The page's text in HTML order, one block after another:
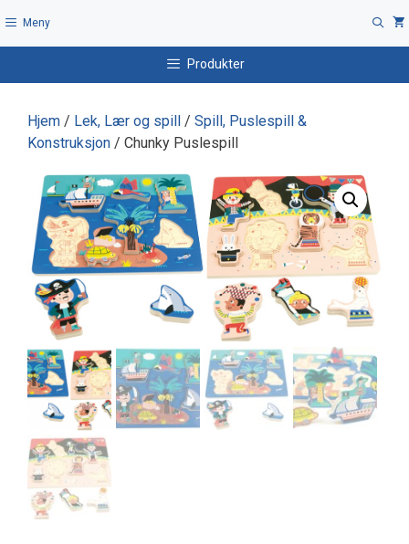
til
Meny
Produkter
Hjem / Lek, Lær og spill / Spill, Puslespill &
Konstruksjon / Chunky Puslespill